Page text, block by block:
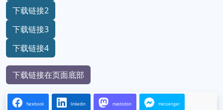
下载链接2
下载链接3
下载链接4
下载链接在页面底部
facebook linkedin mastodon messenger